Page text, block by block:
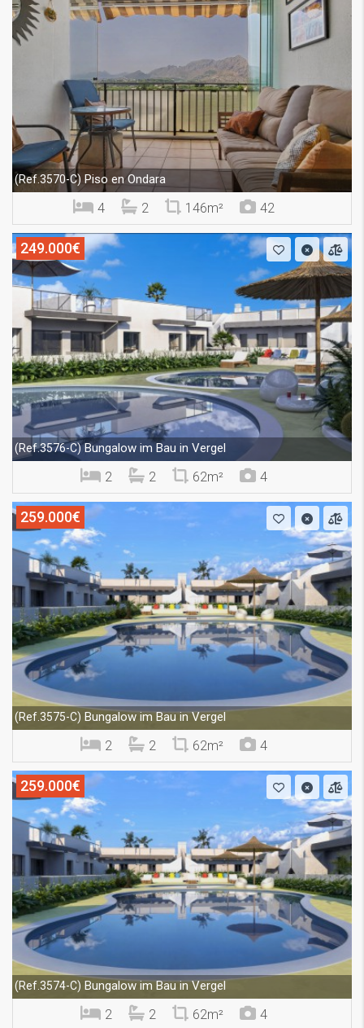
(Ref.3570-C) Piso en Ondara
4 2 146m² 42
249.000€
(Ref.3576-C)Bungalow im Bau in Vergel
2 2 62m² 4
259.000€
(Ref.3575-C) Bungalow im Bau in Vergel
2 2 62m² 4
259.000€
(Ref.3574-C) Bungalow im Bau in Vergel
2 2 62m² 4